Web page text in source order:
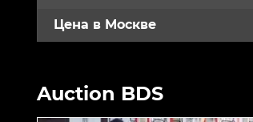
Цена в Москве
Auction BDS